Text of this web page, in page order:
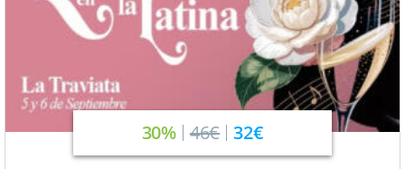
30% 46€ 32€